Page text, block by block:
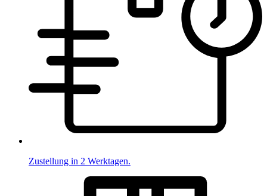
Zustellung in 2 Werktagen.